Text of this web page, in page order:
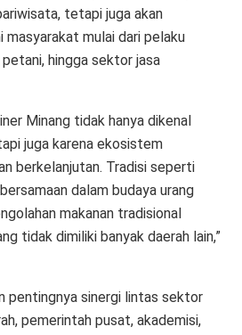
tetapi juga akan
masyarakat mulai dari pelaku
hingga sektor jasa
Minang tidak hanya dikenal
juga karena ekosistem
berkelanjutan. Tradisi seperti
dalam budaya urang
makanan tradisional
tidak dimiliki banyak daerah lain,”
pentingnya sinergi lintas sektor
pemerintah pusat, akademisi,